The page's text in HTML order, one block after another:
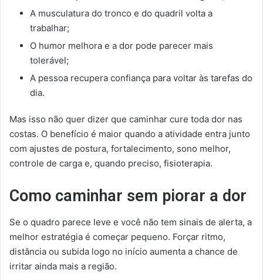
A musculatura do tronco e do quadril volta a
trabalhar;
O humor melhora e a dor pode parecer mais
tolerável;
A pessoa recupera confiança para voltar às tarefas do
dia.
Mas isso não quer dizer que caminhar cure toda dor nas
costas. O benefício é maior quando a atividade entra junto
com ajustes de postura, fortalecimento, sono melhor,
controle de carga e, quando preciso, fisioterapia.
Como caminhar sem piorar a dor
Se o quadro parece leve e você não tem sinais de alerta, a
melhor estratégia é começar pequeno. Forçar ritmo,
distância ou subida logo no início aumenta a chance de
irritar ainda mais a região.